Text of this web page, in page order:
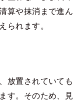
算や抹消まで進ん
られます。
放置されていても
す。そのため、見